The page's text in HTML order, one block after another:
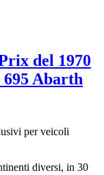
del 1970
695 Abarth
per veicoli
diversi, in 30